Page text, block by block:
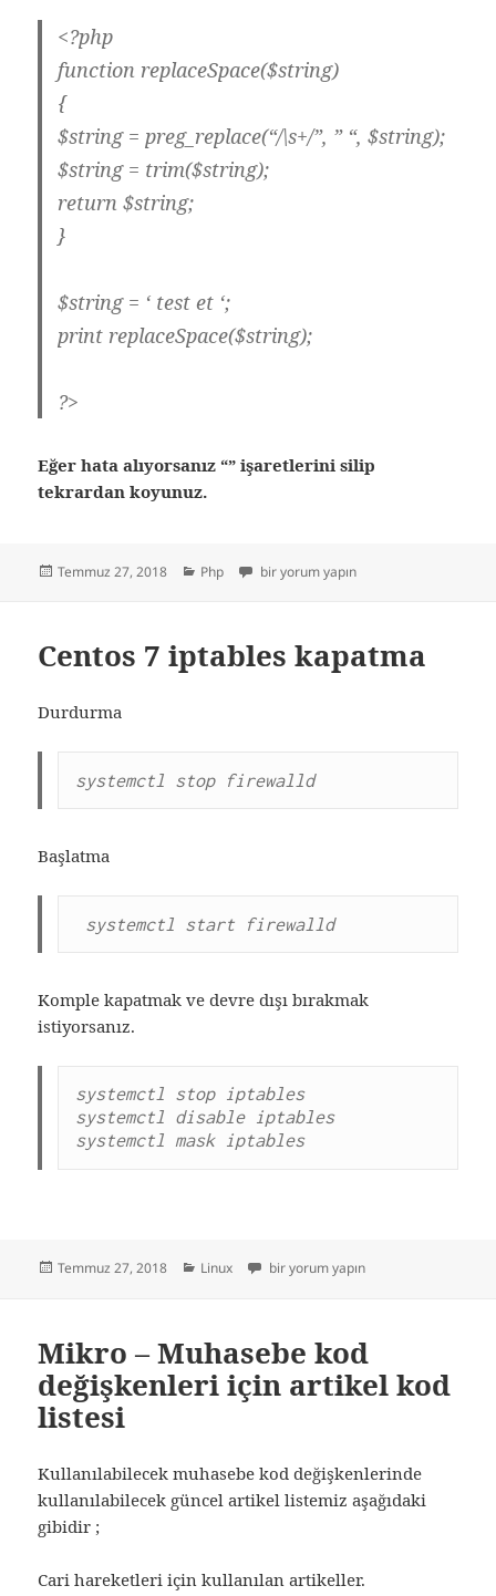
<?php
function replaceSpace($string)
{
$string = preg_replace(“/\s+/”, ” “, $string);
$string = trim($string);
return $string;
}
$string = ‘ test et ‘;
print replaceSpace($string);
?>
Eğer hata alıyorsanız “” işaretlerini silip
tekrardan koyunuz.
Yayın
Temmuz 27, 2018 Kategoriler
Php PHP – Fazla boşlukları kaldırma için
bir yorum yapın
Centos 7 iptables kapatma
Durdurma
systemctl stop firewalld
Başlatma
systemctl start firewalld
Komple kapatmak ve devre dışı bırakmak
istiyorsanız.
systemctl stop iptables
systemctl disable iptables
systemctl mask iptables
Yayın
Temmuz 27, 2018 Kategoriler
Linux Centos 7 iptables kapatma için
bir yorum yapın
Mikro – Muhasebe kod
değişkenleri için artikel kod
listesi
Kullanılabilecek muhasebe kod değişkenlerinde
kullanılabilecek güncel artikel listemiz aşağıdaki
gibidir ;
Cari hareketleri için kullanılan artikeller.